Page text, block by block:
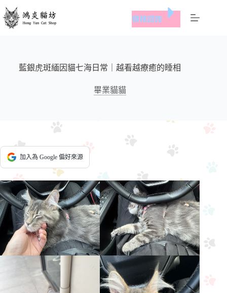
跳
至
價格諮詢
藍銀虎斑緬因貓七海日常｜越看越療癒的睡相
畢業貓貓
加入為 Google 偏好來源